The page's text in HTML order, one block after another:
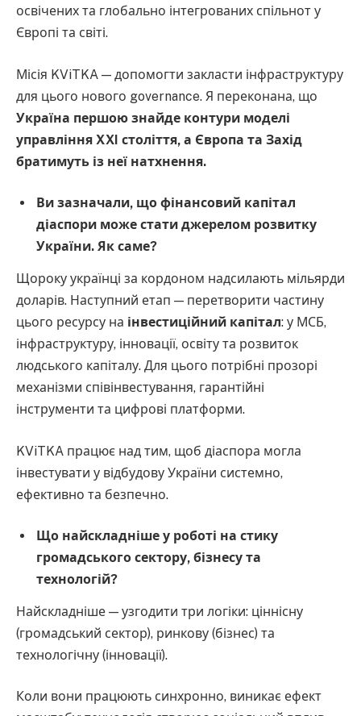
освічених та глобально інтегрованих спільнот у
Європі та світі.
Місія KViTKA — допомогти закласти інфраструктуру
для цього нового governance. Я переконана, що
Україна першою знайде контури моделі
управління XXI століття, а Європа та Захід
братимуть із неї натхнення.
Ви зазначали, що фінансовий капітал
діаспори може стати джерелом розвитку
України. Як саме?
Щороку українці за кордоном надсилають мільярди
доларів. Наступний етап — перетворити частину
цього ресурсу на інвестиційний капітал: у МСБ,
інфраструктуру, інновації, освіту та розвиток
людського капіталу. Для цього потрібні прозорі
механізми співінвестування, гарантійні
інструменти та цифрові платформи.
KViTKA працює над тим, щоб діаспора могла
інвестувати у відбудову України системно,
ефективно та безпечно.
Що найскладніше у роботі на стику
громадського сектору, бізнесу та
технологій?
Найскладніше — узгодити три логіки: ціннісну
(громадський сектор), ринкову (бізнес) та
технологічну (інновації).
Коли вони працюють синхронно, виникає ефект